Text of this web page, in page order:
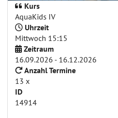
Kurs
AquaKids IV
Uhrzeit
Mittwoch 15:15
Zeitraum
16.09.2026 - 16.12.2026
Anzahl Termine
13 x
ID
14914